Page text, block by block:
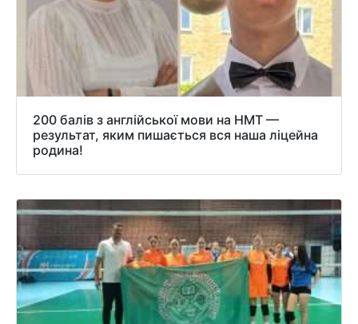
200 балів з англійської мови на НМТ —
результат, яким пишається вся наша ліцейна
родина!